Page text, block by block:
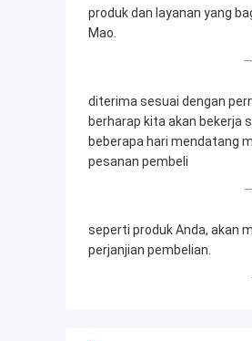
produk dan layanan yang
Mao.
diterima sesuai dengan
berharap kita akan bekerja
beberapa hari mendatang
pesanan pembeli
seperti produk Anda, akan
perjanjian pembelian.